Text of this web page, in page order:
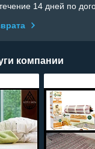
14 дней по
компании